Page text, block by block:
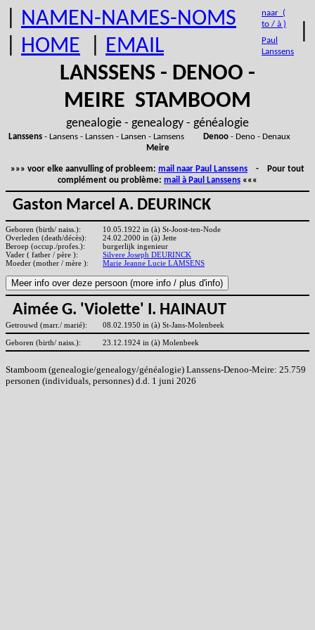
NAMEN-NAMES-NOMS
HOME EMAIL
naar (
to / à )
Paul
Lanssens
LANSSENS - DENOO -
MEIRE STAMBOOM
genealogie - genealogy - généalogie
Lanssens- Lansens - Lanssen - Lansen - Lamsens Denoo- Deno - Denaux
Meire
»»» voor elke aanvulling of probleem: mail naar Paul Lanssens - Pour tout
complément ou problème: mail à Paul Lanssens «««
Gaston Marcel A. DEURINCK
Geboren (birth/ naiss.):
10.05.1922 in (à) St-Joost-ten-Node
Overleden (death/décès):
24.02.2000 in (à) Jette
Beroep (occup./profes.):
burgerlijk ingenieur
Vader ( father / père ):
Silvere Joseph DEURINCK
Moeder (mother / mère ):
Marie Jeanne Lucie LAMSENS
Aimée G. 'Violette' I. HAINAUT
Getrouwd (marr./ marié): 08.02.1950 in (à) St-Jans-Molenbeek
Geboren (birth/ naiss.): 23.12.1924 in (à) Molenbeek
Stamboom (genealogie/genealogy/généalogie) Lanssens-Denoo-Meire: 25.759
personen (individuals, personnes) d.d. 1 juni 2026